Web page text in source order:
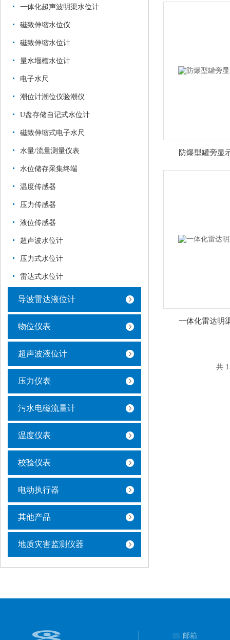
一体化超声波明渠水位计
磁致伸缩水位仪
磁致伸缩水位计
量水堰槽水位计
电子水尺
潮位计潮位仪验潮仪
U盘存储自记式水位计
磁致伸缩式电子水尺
水量/流量测量仪表
水位储存采集终端
温度传感器
压力传感器
液位传感器
超声波水位计
压力式水位计
雷达式水位计
导波雷达液位计
物位仪表
超声波液位计
压力仪表
污水电磁流量计
温度仪表
校验仪表
电动执行器
其他产品
地质灾害监测仪器
防爆型罐旁显
一体化雷达明
共
邮箱